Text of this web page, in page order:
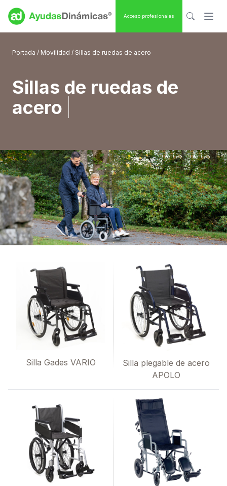
Acceso profesionales
Portada / Movilidad / Sillas de ruedas de acero
Sillas de ruedas de
acero
Silla Gades VARIO
Silla plegable de acero
APOLO